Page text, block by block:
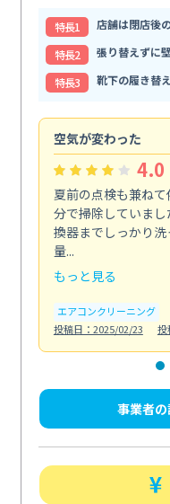
特⻑1
店舗は閉店後
特⻑2
張り替えずに
特⻑3
靴下の履き替
空気が変わった
4.0
夏前の点検も兼ね
分で掃除していま
換器までしっかり
量...
もっと見る
エアコンクリーニング
投稿日：2025/02/23
投
事業者